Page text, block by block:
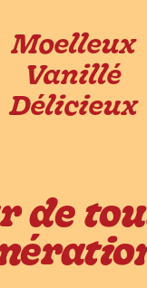
Moelleux
Vanillé
Délicieux
de